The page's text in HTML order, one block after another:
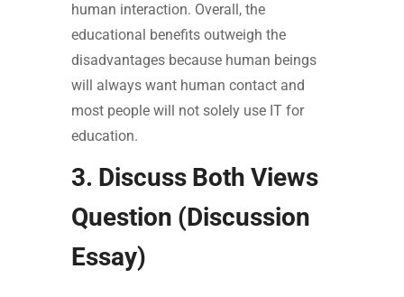
human interaction. Overall, the
educational benefits outweigh the
disadvantages because human beings
will always want human contact and
most people will not solely use IT for
education.
3. Discuss Both Views
Question (Discussion
Essay)